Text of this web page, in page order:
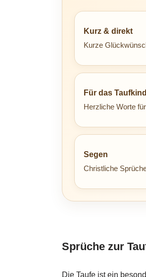
Kurz & direkt
Kurze
Für das Taufkind
Herzliche Worte
Segen
Christliche
Sprüche zur
Die Taufe ist ein